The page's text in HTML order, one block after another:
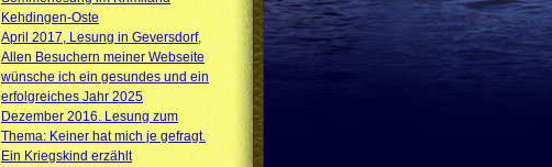
Kehdingen-Oste
April 2017, Lesung in Geversdorf,
Allen Besuchern meiner Webseite
wünsche ich ein gesundes und ein
erfolgreiches Jahr 2025
Dezember 2016. Lesung zum
Thema: Keiner hat mich je gefragt.
Ein Kriegskind erzählt